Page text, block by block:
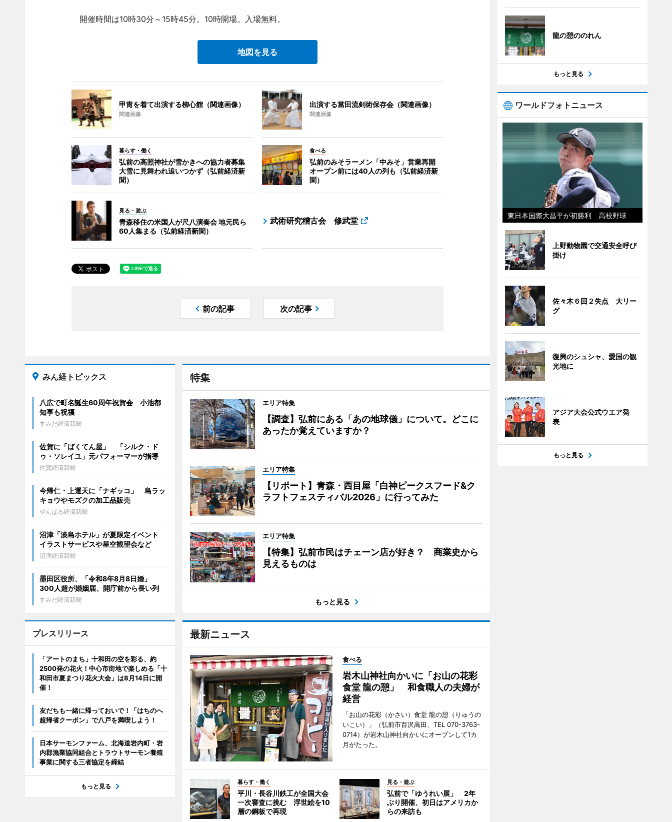
開催時間は10時30分～15時45分。10時開場。入場無料。
地図を見る
甲冑を着て出演する柳心館（関連画像）
関連画像
出演する當田流剣術保存会（関連画像）
関連画像
暮らす・働く
弘前の高照神社が雪かきへの協力者募集
大雪に見舞われ追いつかず（弘前経済新
聞）
食べる
弘前のみそラーメン「中みそ」営業再開
オープン前には40人の列も（弘前経済新
聞）
見る・遊ぶ
青森移住の米国人が尺八演奏会 地元民ら
60人集まる（弘前経済新聞）
武術研究稽古会 修武堂
前の記事 次の記事
特集
エリア特集
【調査】弘前にある「あの地球儀」について。どこに
あったか覚えていますか？
エリア特集
【リポート】青森・西目屋「白神ピークスフード&ク
ラフトフェスティバル2026」に行ってみた
エリア特集
【特集】弘前市民はチェーン店が好き？ 商業史から
見えるものは
もっと見る
最新ニュース
食べる
岩木山神社向かいに「お山の花彩
食堂 龍の憩」 和食職人の夫婦が
経営
「お山の花彩（かさい）食堂 龍の憩（りゅうの
いこい）」（弘前市百沢高田、TEL 070-3763-
0714）が岩木山神社向かいにオープンして1カ
月がたった。
暮らす・働く
平川・長谷川鉄工が全国大会
一次審査に挑む 浮世絵を10
層の鋼板で再現
見る・遊ぶ
弘前で「ゆうれい展」 2年
ぶり開催、初日はアメリカか
らの来訪も
みん経トピックス
八広で町名誕生60周年祝賀会 小池都
知事も祝福
すみだ経済新聞
佐賀に「ばくてん屋」 「シルク・ド
ゥ・ソレイユ」元パフォーマーが指導
佐賀経済新聞
今帰仁・上運天に「ナギッコ」 島ラッ
キョウやモズクの加工品販売
やんばる経済新聞
沼津「淡島ホテル」が夏限定イベント
イラストサービスや星空観望会など
沼津経済新聞
墨田区役所、「令和8年8月8日婚」
300人超が婚姻届、開庁前から長い列
すみだ経済新聞
プレスリリース
「アートのまち」十和田の空を彩る、約
2500発の花火！中心市街地で楽しめる「十
和田市夏まつり花火大会」は8月14日に開
催！
友だちも一緒に帰っておいで！「はちのへ
超帰省クーポン」で八戸を満喫しよう！
日本サーモンファーム、北海道岩内町・岩
内郡漁業協同組合とトラウトサーモン養殖
事業に関する三者協定を締結
もっと見る
龍の憩ののれん
もっと見る
ワールドフォトニュース
東日本国際大昌平が初勝利 高校野球
上野動物園で交通安全呼び
掛け
佐々木６回２失点 大リー
グ
復興のシュシャ、愛国の観
光地に
アジア大会公式ウエア発
表
もっと見る